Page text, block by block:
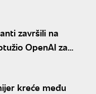
završili na
OpenAI za
tajni
kreće među